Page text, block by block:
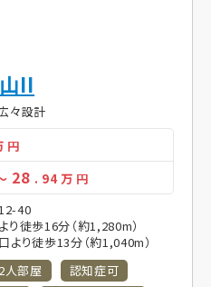
II
々設計
円
28 . 94万 円
40
徒歩16分（約1,280m）
り徒歩13分（約1,040m）
人部屋
認知症可